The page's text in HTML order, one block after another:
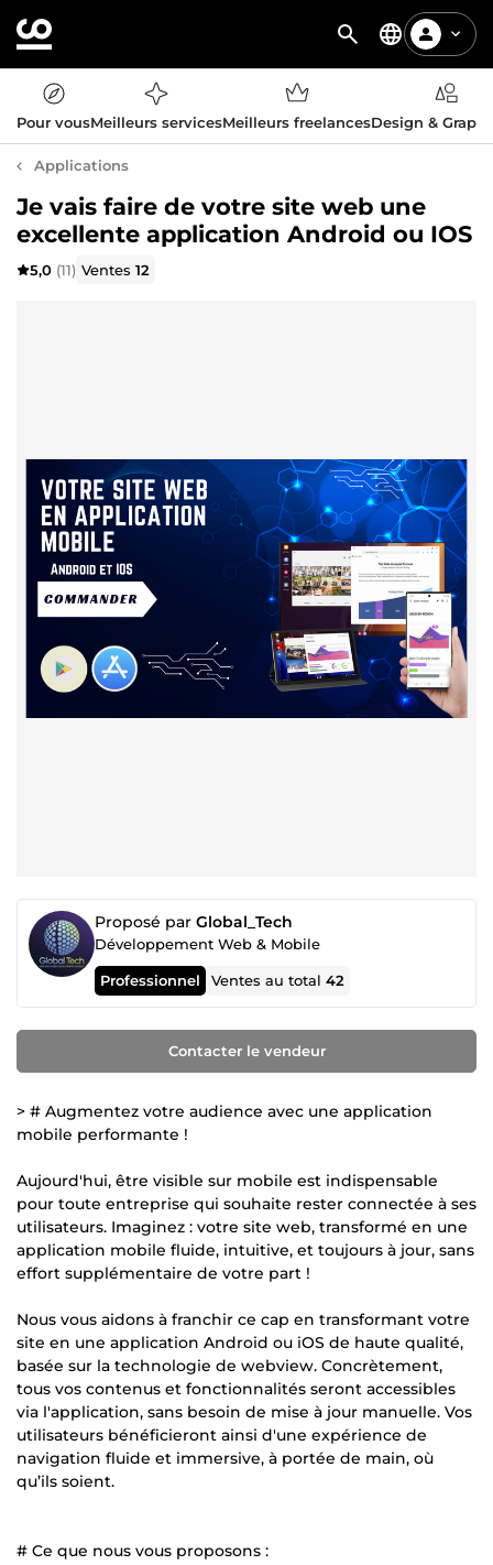
Pour vousMeilleurs servicesMeilleurs freelancesDesign &
Applications
Je vais faire de votre site web une
excellente application Android ou IOS
5,0 (11) Ventes12
Proposé par Global_Tech
Développement Web & Mobile
Professionnel Ventes au total42
Contacter le vendeur
> # Augmentez votre audience avec une application
mobile performante !
Aujourd'hui, être visible sur mobile est indispensable
pour toute entreprise qui souhaite rester connectée à ses
utilisateurs. Imaginez : votre site web, transformé en une
application mobile fluide, intuitive, et toujours à jour, sans
effort supplémentaire de votre part !
Nous vous aidons à franchir ce cap en transformant votre
site en une application Android ou iOS de haute qualité,
basée sur la technologie de webview. Concrètement,
tous vos contenus et fonctionnalités seront accessibles
via l'application, sans besoin de mise à jour manuelle. Vos
utilisateurs bénéficieront ainsi d'une expérience de
navigation fluide et immersive, à portée de main, où
qu’ils soient.
# Ce que nous vous proposons :